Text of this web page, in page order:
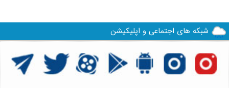
شبکه های اجتماعی و اپلیکیشن